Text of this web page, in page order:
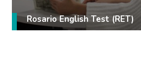
Rosario English Test (RET)